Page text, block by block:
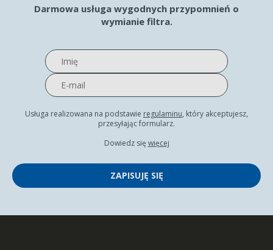
Darmowa usługa wygodnych przypomnień o
wymianie filtra.
Usługa realizowana na podstawie regulaminu, który akceptujesz,
przesyłając formularz.
Dowiedz się więcej
ZAPISUJĘ SIĘ